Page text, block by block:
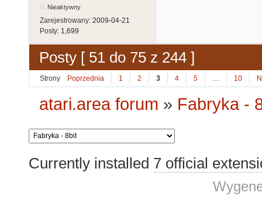
Nieaktywny
Zarejestrowany: 2009-04-21
Posty: 1,699
Posty [ 51 do 75 z 244 ]
Strony Poprzednia 1 2 3 4 5 … 10
atari.area forum » Fabryka -
Currently installed 7 official